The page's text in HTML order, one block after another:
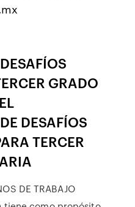
GRADO
DESAFÍOS
TERCER
DE TRABAJO